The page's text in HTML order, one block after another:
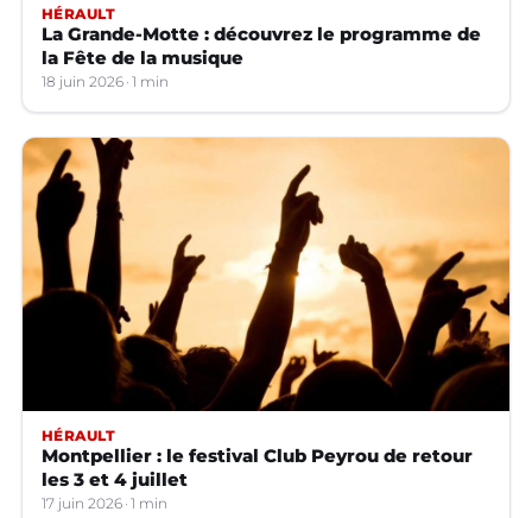
HÉRAULT
La Grande-Motte : découvrez le programme de
la Fête de la musique
18 juin 2026 1 min
HÉRAULT
Montpellier : le festival Club Peyrou de retour
les 3 et 4 juillet
17 juin 2026 1 min